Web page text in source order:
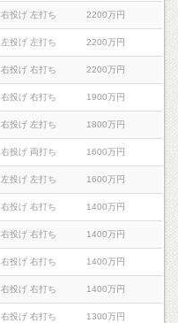
右投げ 左打ち 2200万円
左投げ 左打ち 2200万円
右投げ 右打ち 2200万円
右投げ 右打ち 1900万円
右投げ 左打ち 1800万円
右投げ 両打ち 1600万円
左投げ 左打ち 1600万円
右投げ 右打ち 1400万円
右投げ 右打ち 1400万円
右投げ 右打ち 1400万円
右投げ 右打ち 1400万円
右投げ 右打ち 1300万円